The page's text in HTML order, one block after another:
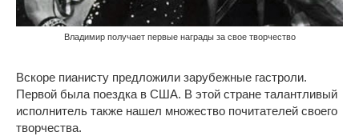
Владимир получает первые награды за свое творчество
Вскоре пианисту предложили зарубежные гастроли.
Первой была поездка в США. В этой стране талантливый
исполнитель также нашел множество почитателей своего
творчества.